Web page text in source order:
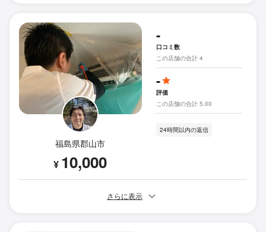
福島県郡山市
¥ 10,000
-
口コミ数
この店舗の合計 4
-
評価
この店舗の合計 5.00
24時間以内の返信
さらに表示